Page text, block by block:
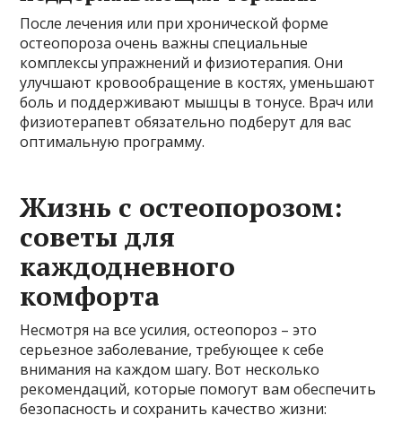
После лечения или при хронической форме
остеопороза очень важны специальные
комплексы упражнений и физиотерапия. Они
улучшают кровообращение в костях, уменьшают
боль и поддерживают мышцы в тонусе. Врач или
физиотерапевт обязательно подберут для вас
оптимальную программу.
Жизнь с остеопорозом:
советы для
каждодневного
комфорта
Несмотря на все усилия, остеопороз – это
серьезное заболевание, требующее к себе
внимания на каждом шагу. Вот несколько
рекомендаций, которые помогут вам обеспечить
безопасность и сохранить качество жизни: